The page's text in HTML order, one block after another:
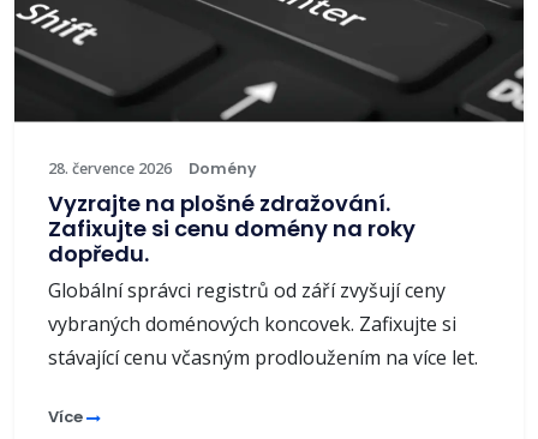
28. července 2026 Domény
Vyzrajte na plošné zdražování.
Zafixujte si cenu domény na roky
dopředu.
Globální správci registrů od září zvyšují ceny
vybraných doménových koncovek. Zafixujte si
stávající cenu včasným prodloužením na více let.
Více